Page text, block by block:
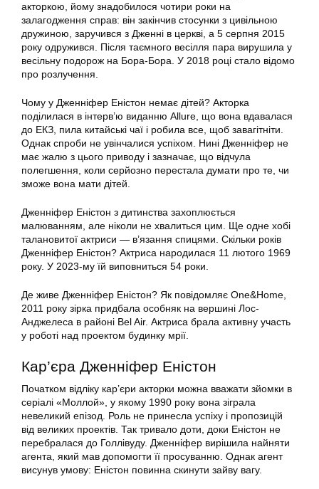
акторкою, йому знадобилося чотири роки на
залагодження справ: він закінчив стосунки з цивільною
дружиною, заручився з Дженні в церкві, а 5 серпня 2015
року одружився. Після таємного весілля пара вирушила у
весільну подорож на Бора-Бора. У 2018 році стало відомо
про розлучення.
Чому у Дженніфер Еністон немає дітей? Акторка
поділилася в інтерв’ю виданню Allure, що вона вдавалася
до ЕКЗ, пила китайські чаї і робила все, щоб завагітніти.
Однак спроби не увінчалися успіхом. Нині Дженніфер не
має жалю з цього приводу і зазначає, що відчула
полегшення, коли серйозно перестала думати про те, чи
зможе вона мати дітей.
Дженніфер Еністон з дитинства захоплюється
малюванням, але ніколи не хвалиться цим. Ще одне хобі
талановитої актриси — в’язання спицями. Скільки років
Дженніфер Еністон? Актриса народилася 11 лютого 1969
року. У 2023-му їй виповниться 54 роки.
Де живе Дженніфер Еністон? Як повідомляє One&Home,
2011 року зірка придбала особняк на вершині Лос-
Анджелеса в районі Bel Air. Актриса брала активну участь
у роботі над проектом будинку мрії.
Кар’єра Дженніфер Еністон
Початком відліку кар’єри акторки можна вважати зйомки в
серіалі «Моллой», у якому 1990 року вона зіграла
невеликий епізод. Роль не принесла успіху і пропозицій
від великих проектів. Так тривало доти, доки Еністон не
перебралася до Голлівуду. Дженніфер вирішила найняти
агента, який мав допомогти її просуванню. Однак агент
висунув умову: Еністон повинна скинути зайву вагу.